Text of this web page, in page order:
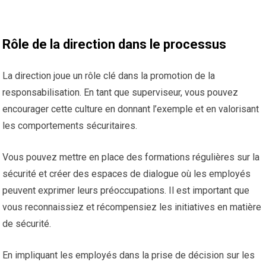
Rôle de la direction dans le processus
La direction joue un rôle clé dans la promotion de la
responsabilisation. En tant que superviseur, vous pouvez
encourager cette culture en donnant l’exemple et en valorisant
les comportements sécuritaires.
Vous pouvez mettre en place des formations régulières sur la
sécurité et créer des espaces de dialogue où les employés
peuvent exprimer leurs préoccupations. Il est important que
vous reconnaissiez et récompensiez les initiatives en matière
de sécurité.
En impliquant les employés dans la prise de décision sur les